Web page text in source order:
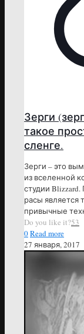
Зерги
такое
сленге.
Зерги – это
из вселенной
студии
расы является
привычные
Do you like it?53
0Read more
27 января, 2017